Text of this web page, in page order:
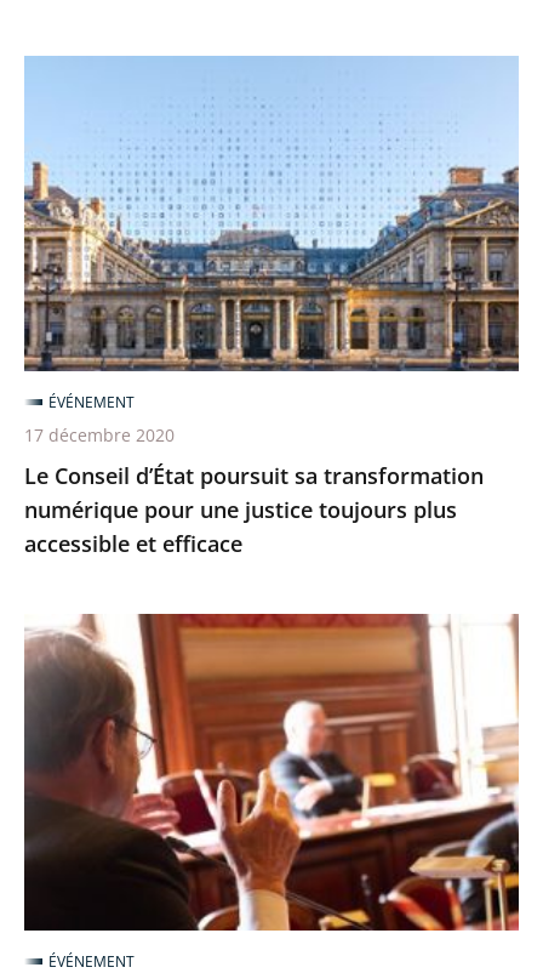
poursuit
sa
transformation
numérique
pour
une
justice
toujours
plus
accessible
et
efficace
Le Conseil d’État poursuit sa transformation
numérique pour une justice toujours plus
accessible et efficace
ÉVÉNEMENT
17 décembre 2020
Le
Conseil
expérimente
échanges
avant
audiences
ÉVÉNEMENT